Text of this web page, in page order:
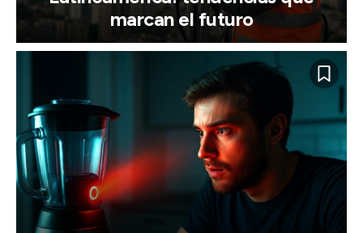
marcan el futuro